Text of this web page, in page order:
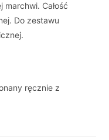
Całość
Do zestawu
ręcznie z